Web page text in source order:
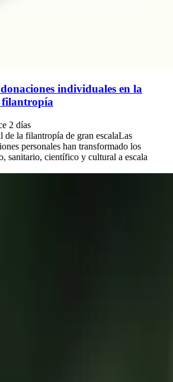
individuales en la
filantropía
2 días
de la filantropía de gran escalaLas
personales han transformado los
sanitario, científico y cultural a escala